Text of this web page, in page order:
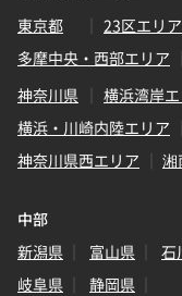
東京都
23区エリア
多摩中央・西部エリア
神奈川県
横浜湾岸
横浜・川崎内陸エリア
神奈川県西エリア
湘
中部
新潟県
富山県 石
岐阜県
静岡県